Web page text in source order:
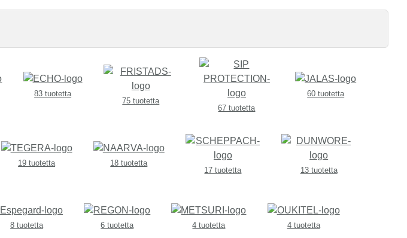
83 tuotetta
75 tuotetta
67 tuotetta
60 tuotetta
19 tuotetta
18 tuotetta
17 tuotetta
13 tuotetta
8 tuotetta 6 tuotetta 4 tuotetta 4 tuotetta